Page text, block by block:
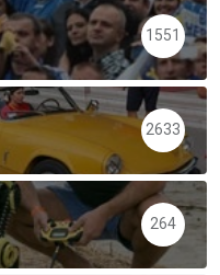
1551
2633
264